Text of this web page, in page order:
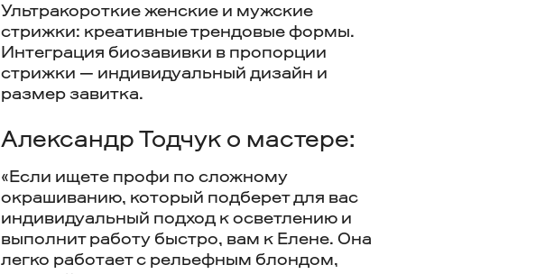
Ультракороткие женские и мужские
стрижки: креативные трендовые формы.
Интеграция биозавивки в пропорции
стрижки — индивидуальный дизайн и
размер завитка.
Александр Тодчук о мастере:
«Если ищете профи по сложному
окрашиванию, который подберет для вас
индивидуальный подход к осветлению и
выполнит работу быстро, вам к Елене. Она
легко работает с рельефным блондом,